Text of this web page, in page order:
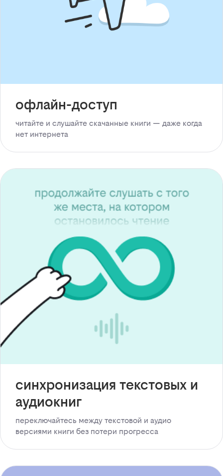
офлайн-доступ
читайте и слушайте скачанные книги — даже когда
нет интернета
синхронизация текстовых и
аудиокниг
переключайтесь между текстовой и аудио
версиями книги без потери прогресса